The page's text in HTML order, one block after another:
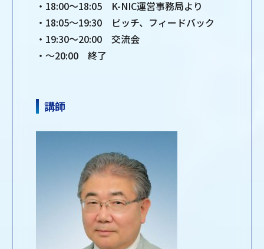
・18:00～18:05 K-NIC運営事務局より
・18:05～19:30 ピッチ、フィードバック
・19:30～20:00 交流会
・～20:00 終了
講師